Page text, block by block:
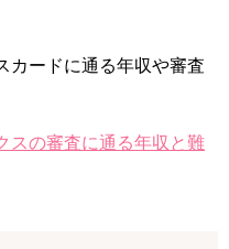
カードに通る年収や審査
スの審査に通る年収と難